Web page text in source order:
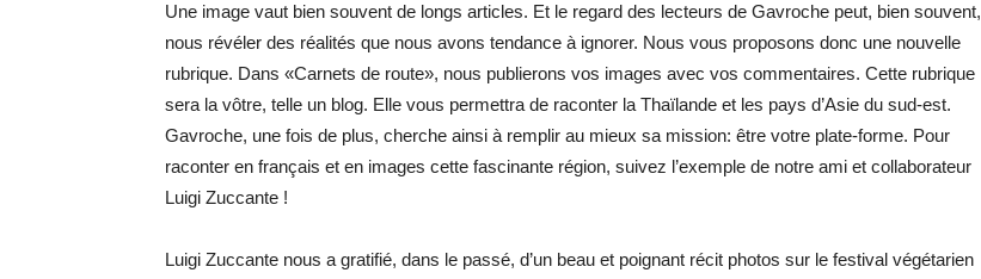
Une image vaut bien souvent de longs articles. Et le regard des lecteurs de Gavroche peut, bien souvent,
nous révéler des réalités que nous avons tendance à ignorer. Nous vous proposons donc une nouvelle
rubrique. Dans «Carnets de route», nous publierons vos images avec vos commentaires. Cette rubrique
sera la vôtre, telle un blog. Elle vous permettra de raconter la Thaïlande et les pays d’Asie du sud-est.
Gavroche, une fois de plus, cherche ainsi à remplir au mieux sa mission: être votre plate-forme. Pour
raconter en français et en images cette fascinante région, suivez l’exemple de notre ami et collaborateur
Luigi Zuccante !
Luigi Zuccante nous a gratifié, dans le passé, d’un beau et poignant récit photos sur le festival végétarien